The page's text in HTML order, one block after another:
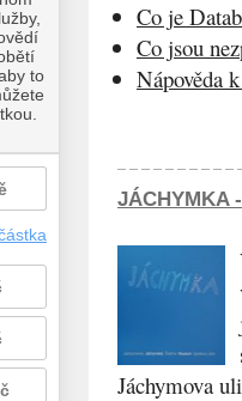
Co je
Co jsou
Nápověda
JÁCHYMKA
Jáchymova